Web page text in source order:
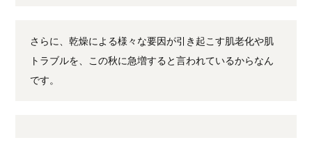
さらに、乾燥による様々な要因が引き起こす肌老化や肌
トラブルを、この秋に急増すると言われているからなん
です。